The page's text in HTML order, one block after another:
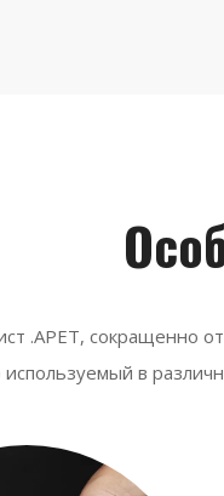
.APET, сокращенно
в